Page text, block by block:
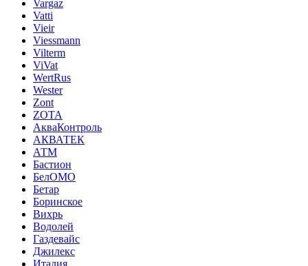
Vargaz
Vatti
Vieir
Viessmann
Vilterm
ViVat
WertRus
Wester
Zont
ZOTA
АкваКонтроль
АКВАТЕК
АТМ
Бастион
БелОМО
Бетар
Боринское
Вихрь
Водолей
Газдевайс
Джилекс
Италия